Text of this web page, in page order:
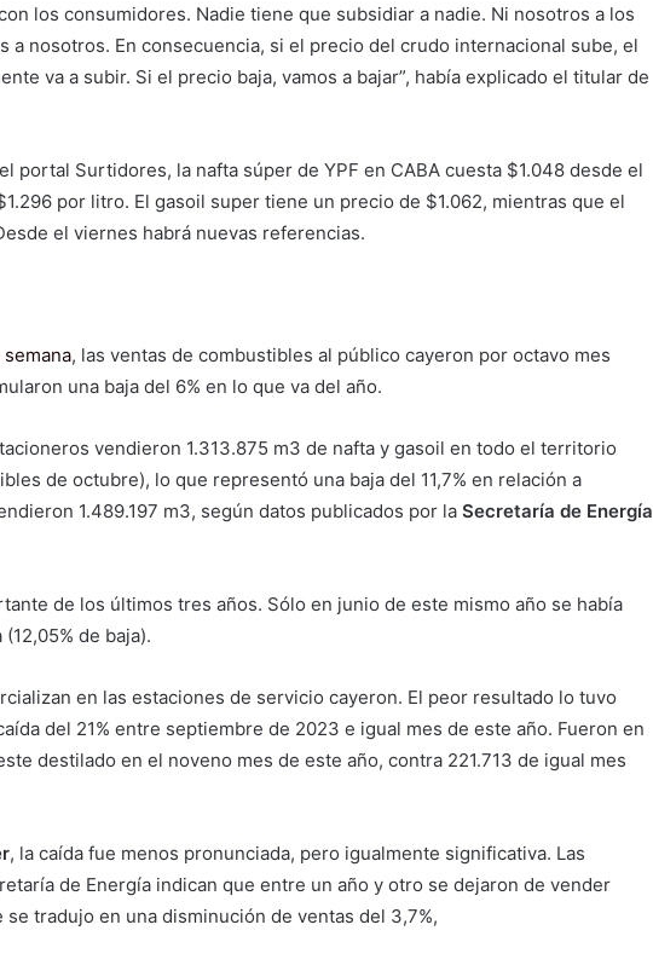
los consumidores. Nadie tiene que subsidiar a nadie. Ni nosotros a los
a nosotros. En consecuencia, si el precio del crudo internacional sube, el
va a subir. Si el precio baja, vamos a bajar”, había explicado el titular de
portal Surtidores, la nafta súper de YPF en CABA cuesta $1.048 desde el
por litro. El gasoil super tiene un precio de $1.062, mientras que el
el viernes habrá nuevas referencias.
, las ventas de combustibles al público cayeron por octavo mes
una baja del 6% en lo que va del año.
vendieron 1.313.875 m3 de nafta y gasoil en todo el territorio
de octubre), lo que representó una baja del 11,7% en relación a
1.489.197 m3, según datos publicados por la Secretaría de Energía
de los últimos tres años. Sólo en junio de este mismo año se había
de baja).
en las estaciones de servicio cayeron. El peor resultado lo tuvo
del 21% entre septiembre de 2023 e igual mes de este año. Fueron en
destilado en el noveno mes de este año, contra 221.713 de igual mes
, la caída fue menos pronunciada, pero igualmente significativa. Las
de Energía indican que entre un año y otro se dejaron de vender
tradujo en una disminución de ventas del 3,7%,